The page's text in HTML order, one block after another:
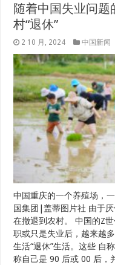
随着中国失业问题
村“退休”
2 10 月, 2024 中国新闻
中国重庆的一个养殖场，
国集团|盖蒂图片社 由于
在撤退到农村。 中国的Z
职或只是失业后，越来越
生活“退休”生活。这些 自
称自己是 90 后或 00 后，